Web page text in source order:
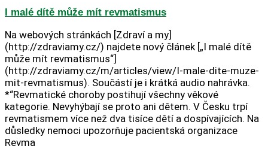
I malé dítě může mít revmatismus
Na webových stránkách [Zdraví a my]
(http://zdraviamy.cz/) najdete nový článek [„I malé dítě
může mít revmatismus“]
(http://zdraviamy.cz/m/articles/view/I-male-dite-muze-
mit-revmatismus). Součástí je i krátká audio nahrávka.
*“Revmatické choroby postihují všechny věkové
kategorie. Nevyhýbají se proto ani dětem. V Česku trpí
revmatismem více než dva tisíce dětí a dospívajících. Na
důsledky nemoci upozorňuje pacientská organizace
Revma